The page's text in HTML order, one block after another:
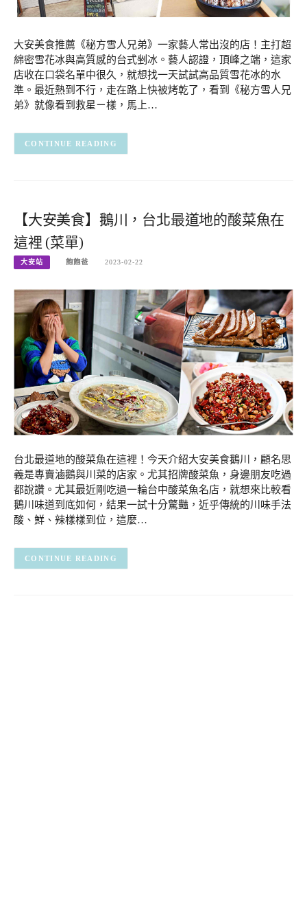
大安美食推薦《秘方雪人兄弟》一家藝人常出沒的店！主打超
綿密雪花冰與高質感的台式剉冰。藝人認證，頂峰之端，這家
店收在口袋名單中很久，就想找一天試試高品質雪花冰的水
準。最近熱到不行，走在路上快被烤乾了，看到《秘方雪人兄
弟》就像看到救星ㄧ樣，馬上…
CONTINUE READING
【大安美食】鵝川，台北最道地的酸菜魚在
這裡 (菜單)
大安站 飽飽爸 2023-02-22
台北最道地的酸菜魚在這裡！今天介紹大安美食鵝川，顧名思
義是專賣滷鵝與川菜的店家。尤其招牌酸菜魚，身邊朋友吃過
都說讚。尤其最近剛吃過一輪台中酸菜魚名店，就想來比較看
鵝川味道到底如何，結果一試十分驚豔，近乎傳統的川味手法
酸、鮮、辣樣樣到位，這麼…
CONTINUE READING